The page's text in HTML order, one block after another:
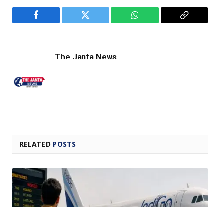
Facebook Twitter WhatsApp
Copy
The Janta News
RELATED POSTS